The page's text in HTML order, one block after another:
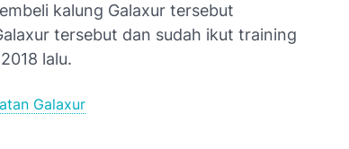
kalung Galaxur tersebut
tersebut dan sudah ikut training
lalu.
Galaxur